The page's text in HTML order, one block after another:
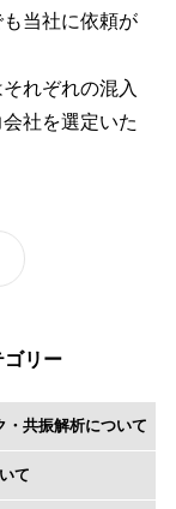
当社に依頼が
れぞれの混入
社を選定いた
リー
・共振解析について
て